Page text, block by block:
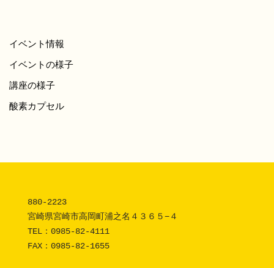
イベント情報
イベントの様子
講座の様子
酸素カプセル
880-2223
宮崎県宮崎市高岡町浦之名４３６５−４
TEL： 0985-82-4111
FAX：0985-82-1655